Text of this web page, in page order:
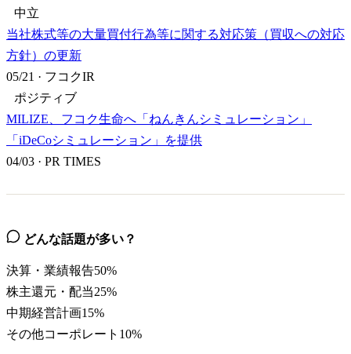
中立
当社株式等の大量買付行為等に関する対応策（買収への対応
方針）の更新
05/21 · フコクIR
ポジティブ
MILIZE、フコク生命へ「ねんきんシミュレーション」
「iDeCoシミュレーション」を提供
04/03 · PR TIMES
どんな話題が多い？
決算・業績報告50%
株主還元・配当25%
中期経営計画15%
その他コーポレート 10%